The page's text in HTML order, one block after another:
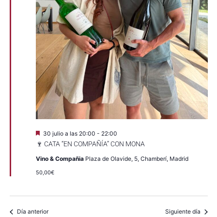
🍷 CATA “EN COMPAÑÍA” CON MONA
Destacado
30 julio a las 20:00 - 22:00
Vino & Compañia Plaza de Olavide, 5, Chamberí, Madrid
50,00€
Día anterior Siguiente día